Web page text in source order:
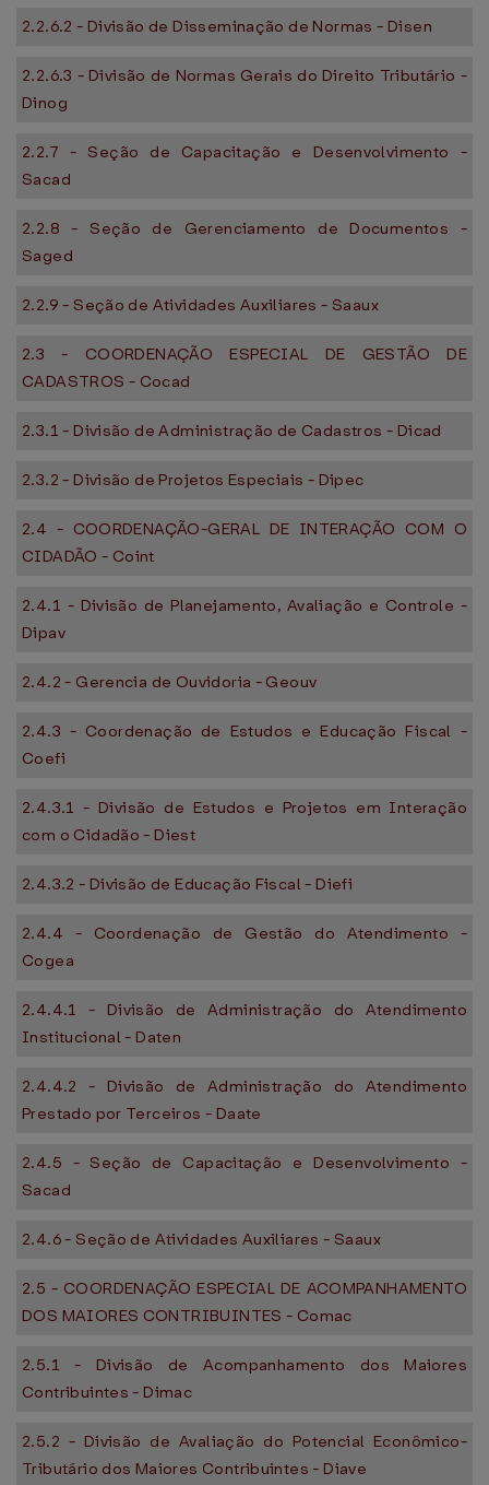
2.2.6.2 - Divisão de Disseminação de Normas - Disen
2.2.6.3 - Divisão de Normas Gerais do Direito Tributário -
Dinog
2.2.7 - Seção de Capacitação e Desenvolvimento -
Sacad
2.2.8 - Seção de Gerenciamento de Documentos -
Saged
2.2.9 - Seção de Atividades Auxiliares - Saaux
2.3 - COORDENAÇÃO ESPECIAL DE GESTÃO DE
CADASTROS - Cocad
2.3.1 - Divisão de Administração de Cadastros - Dicad
2.3.2 - Divisão de Projetos Especiais - Dipec
2.4 - COORDENAÇÃO-GERAL DE INTERAÇÃO COM O
CIDADÃO - Coint
2.4.1 - Divisão de Planejamento, Avaliação e Controle -
Dipav
2.4.2 - Gerencia de Ouvidoria - Geouv
2.4.3 - Coordenação de Estudos e Educação Fiscal -
Coefi
2.4.3.1 - Divisão de Estudos e Projetos em Interação
com o Cidadão - Diest
2.4.3.2 - Divisão de Educação Fiscal - Diefi
2.4.4 - Coordenação de Gestão do Atendimento -
Cogea
2.4.4.1 - Divisão de Administração do Atendimento
Institucional - Daten
2.4.4.2 - Divisão de Administração do Atendimento
Prestado por Terceiros - Daate
2.4.5 - Seção de Capacitação e Desenvolvimento -
Sacad
2.4.6 - Seção de Atividades Auxiliares - Saaux
2.5 - COORDENAÇÃO ESPECIAL DE ACOMPANHAMENTO
DOS MAIORES CONTRIBUINTES - Comac
2.5.1 - Divisão de Acompanhamento dos Maiores
Contribuintes - Dimac
2.5.2 - Divisão de Avaliação do Potencial Econômico-
Tributário dos Maiores Contribuintes - Diave